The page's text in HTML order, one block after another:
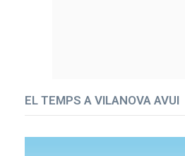
EL TEMPS A VILANOVA AVUI